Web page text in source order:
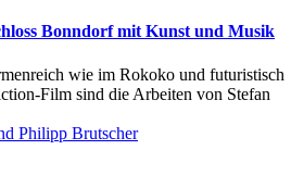
Bonndorf mit Kunst und Musik
wie im Rokoko und futuristisch
Film sind die Arbeiten von Stefan